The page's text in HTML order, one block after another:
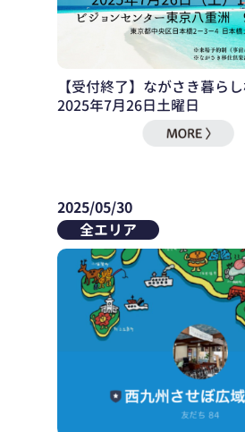
【受付終了】ながさき暮ら
2025年7月26日土曜日
2025/05/30
全エリア